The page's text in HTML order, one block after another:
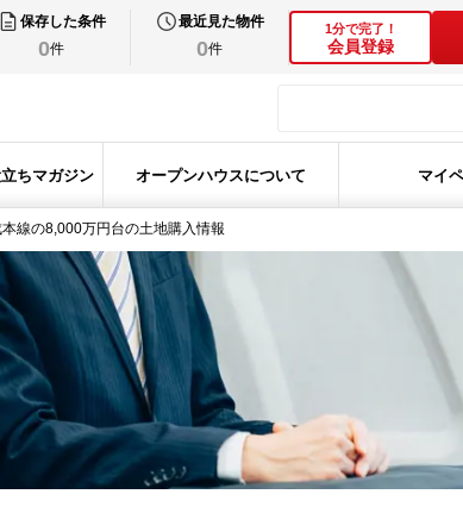
保存した条件
0件
最近見た物件
0件
1分で完了！
会員登録
ちマガジン オープンハウスについて マイ
線の8,000万円台の土地購入情報